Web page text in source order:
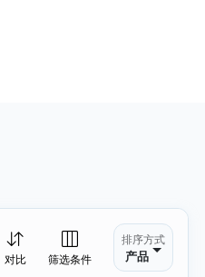
对比 筛选条件
排序方式
产品